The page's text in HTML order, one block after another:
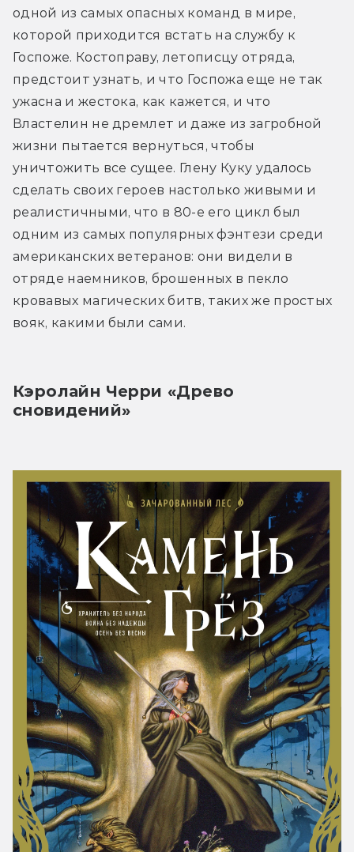
одной из самых опасных команд в мире,
которой приходится встать на службу к
Госпоже. Костоправу, летописцу отряда,
предстоит узнать, и что Госпожа еще не так
ужасна и жестока, как кажется, и что
Властелин не дремлет и даже из загробной
жизни пытается вернуться, чтобы
уничтожить все сущее. Глену Куку удалось
сделать своих героев настолько живыми и
реалистичными, что в 80-е его цикл был
одним из самых популярных фэнтези среди
американских ветеранов: они видели в
отряде наемников, брошенных в пекло
кровавых магических битв, таких же простых
вояк, какими были сами.
Кэролайн Черри «Древо
сновидений»